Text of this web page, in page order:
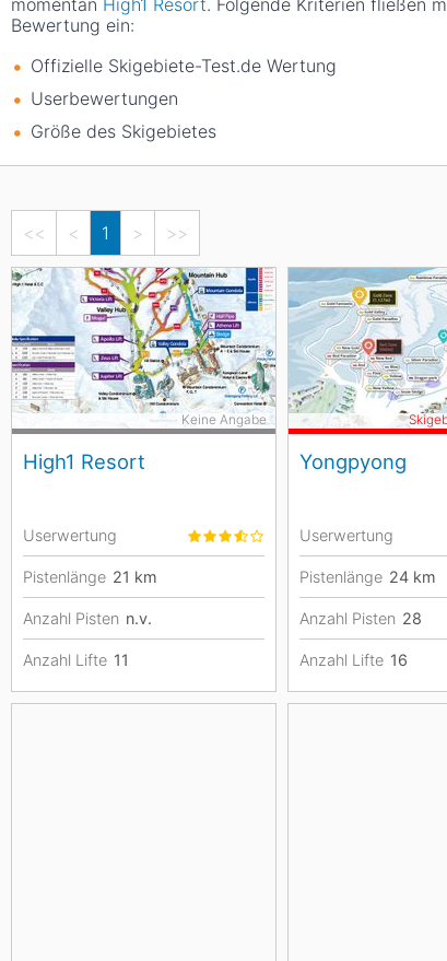
<< < 1 > >>
High1 Resort
Keine Angabe
Userwertung
Pistenlänge 21 km
Anzahl Pisten n.v.
Anzahl Lifte 11
Yongpyong
Userwertung
Pistenlänge 24 km
Anzahl Pisten 28
Anzahl Lifte 16
momentan High1 Resort. Folgende Kriterien fließen
Bewertung ein:
Offizielle Skigebiete-Test.de Wertung
Userbewertungen
Größe des Skigebietes